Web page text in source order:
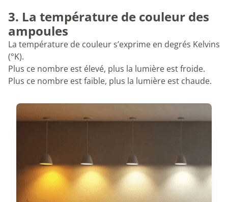
3. La température de couleur des
ampoules
La température de couleur s’exprime en degrés Kelvins
(°K).
Plus ce nombre est élevé, plus la lumière est froide.
Plus ce nombre est faible, plus la lumière est chaude.